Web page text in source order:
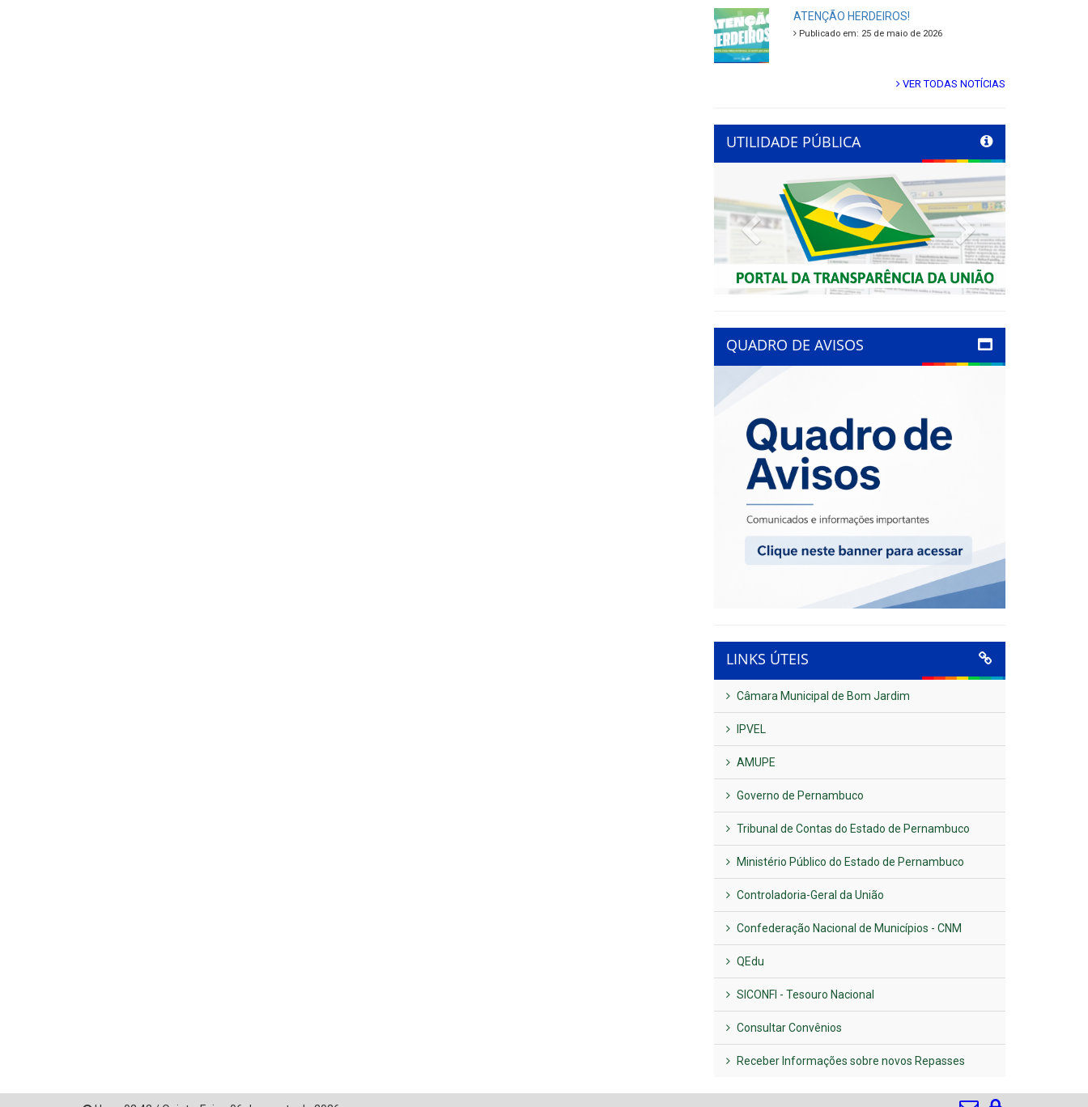
ATENÇÃO HERDEIROS!
Publicado em: 25 de maio de 2026
VER TODAS NOTÍCIAS
UTILIDADE PÚBLICA
Previous Next
QUADRO DE AVISOS
LINKS ÚTEIS
Câmara Municipal de Bom Jardim
IPVEL
AMUPE
Governo de Pernambuco
Tribunal de Contas do Estado de Pernambuco
Ministério Público do Estado de Pernambuco
Controladoria-Geral da União
Confederação Nacional de Municípios - CNM
QEdu
SICONFI - Tesouro Nacional
Consultar Convênios
Receber Informações sobre novos Repasses